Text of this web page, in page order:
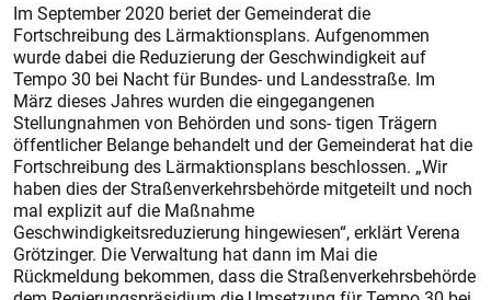
Im September 2020 beriet der Gemeinderat die
Fortschreibung des Lärmaktionsplans. Aufgenommen
wurde dabei die Reduzierung der Geschwindigkeit auf
Tempo 30 bei Nacht für Bundes- und Landesstraße. Im
März dieses Jahres wurden die eingegangenen
Stellungnahmen von Behörden und sons- tigen Trägern
öffentlicher Belange behandelt und der Gemeinderat hat die
Fortschreibung des Lärmaktionsplans beschlossen. „Wir
haben dies der Straßenverkehrsbehörde mitgeteilt und noch
mal explizit auf die Maßnahme
Geschwindigkeitsreduzierung hingewiesen“, erklärt Verena
Grötzinger. Die Verwaltung hat dann im Mai die
Rückmeldung bekommen, dass die Straßenverkehrsbehörde